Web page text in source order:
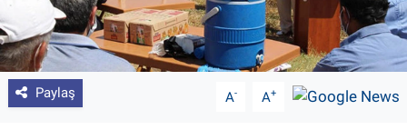
Paylaş A- A+
Üretici Birlikleri
Şeker ve Şekerli Mamüller